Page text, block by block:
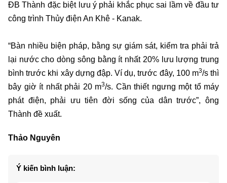
ĐB Thành đặc biệt lưu ý phải khắc phục sai lầm về đầu tư
công trình Thủy điện An Khê - Kanak.
“Bàn nhiều biện pháp, bằng sự giám sát, kiểm tra phải trả
lại nước cho dòng sông bằng ít nhất 20% lưu lượng trung
bình trước khi xây dựng đập. Ví dụ, trước đây, 100 m3/s thì
bây giờ ít nhất phải 20 m3/s. Cần thiết ngưng một tổ máy
phát điện, phải ưu tiên đời sống của dân trước”, ông
Thành đề xuất.
Thảo Nguyên
Ý kiến bình luận: